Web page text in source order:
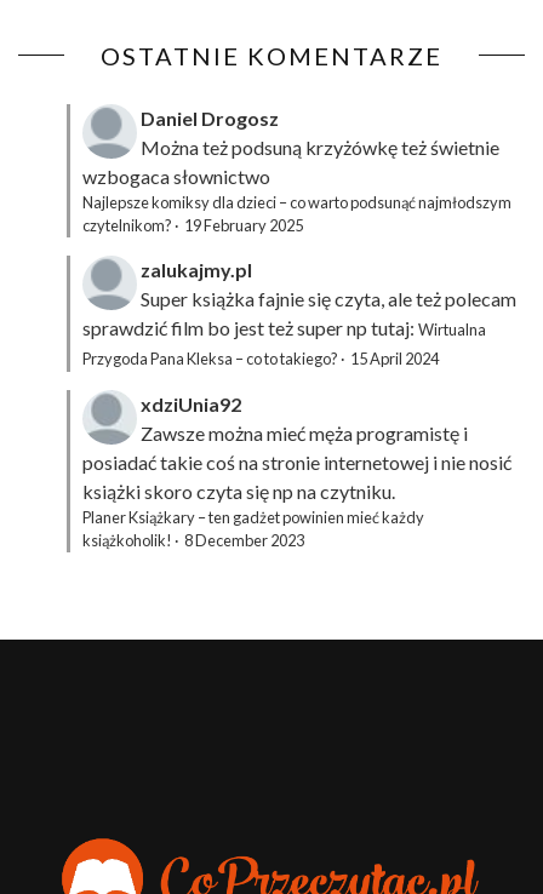
OSTATNIE KOMENTARZE
Daniel Drogosz
Można też podsuną krzyżówkęteż świetnie
wzbogaca słownictwo
Najlepsze komiksy dla dzieci – co warto podsunąć najmłodszym
czytelnikom? · 19 February 2025
zalukajmy.pl
Super książka fajnie się czyta, ale też polecam
sprawdzić film bo jest też super np tutaj: Wirtualna
Przygoda Pana Kleksa – co to takiego? · 15 April 2024
xdziUnia92
Zawsze można mieć męża programistę i
posiadać takie coś na stronie internetowej i nie nosić
książki skoro czyta się np na czytniku.
Planer Książkary – ten gadżet powinien mieć każdy
książkoholik! · 8 December 2023